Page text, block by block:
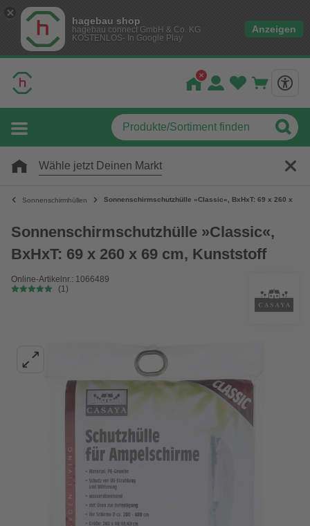
hagebau shop
hagebau connect GmbH & Co. KG
KOSTENLOS- In Google Play
Anzeigen
Wähle jetzt Deinen Markt
Sonnenschirmhüllen Sonnenschirmschutzhülle »Classic«, BxHxT: 69 x 260 x 69
Sonnenschirmschutzhülle »Classic«,
BxHxT: 69 x 260 x 69 cm, Kunststoff
Online-Artikelnr.: 1066489
(1)